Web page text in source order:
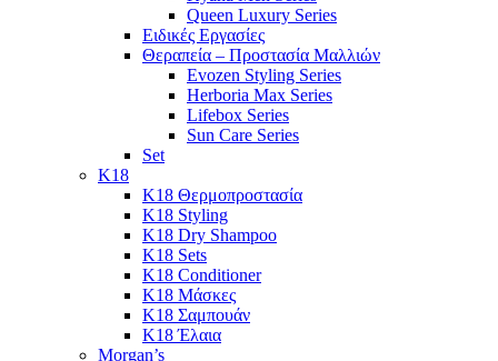
Queen Luxury Series
Ειδικές Εργασίες
Θεραπεία – Προστασία Μαλλιών
Evozen Styling Series
Herboria Max Series
Lifebox Series
Sun Care Series
Set
K18
K18 Θερμοπροστασία
K18 Styling
K18 Dry Shampoo
K18 Sets
K18 Conditioner
K18 Μάσκες
K18 Σαμπουάν
K18 Έλαια
Morgan’s